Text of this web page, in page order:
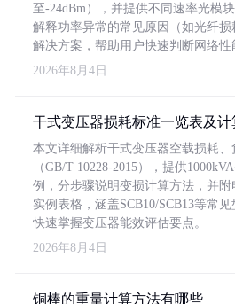
至-24dBm），并提供不同速率光模
解释功率异常的常见原因（如光纤损
解决方案，帮助用户快速判断网络性
2026年8月4日
干式变压器损耗标准一览表及计
本文详细解析干式变压器空载损耗
（GB/T 10228-2015），提供
例，分步骤说明变损计算方法，并
实例表格，涵盖SCB10/SCB13等常
快速掌握变压器能效评估要点。
2026年8月4日
铜棒的重量计算方法有哪些